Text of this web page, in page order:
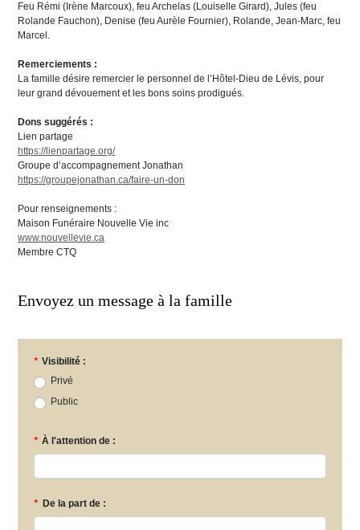
Feu Rémi (Irène Marcoux), feu Archelas (Louiselle Girard), Jules (feu
Rolande Fauchon), Denise (feu Aurèle Fournier), Rolande, Jean-Marc, feu
Marcel.
Remerciements :
La famille désire remercier le personnel de l’Hôtel-Dieu de Lévis, pour
leur grand dévouement et les bons soins prodigués.
Dons suggérés :
Lien partage
https://lienpartage.org/
Groupe d’accompagnement Jonathan
https://groupejonathan.ca/faire-un-don
Pour renseignements :
Maison Funéraire Nouvelle Vie inc
www.nouvellevie.ca
Membre CTQ
Envoyez un message à la famille
* Visibilité :
Privé
Public
* À l'attention de :
* De la part de :